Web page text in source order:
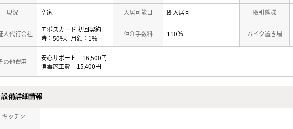
現況 空家 入居可能日 即入居可 取引態様
人代行会社
エポスカード 初回契約
時：50%、月額：1%
仲介手数料 110％ バイク置き場
の他費用 安心サポート
16,500円
消毒施工費
15,400円
設備詳細情報
キッチン